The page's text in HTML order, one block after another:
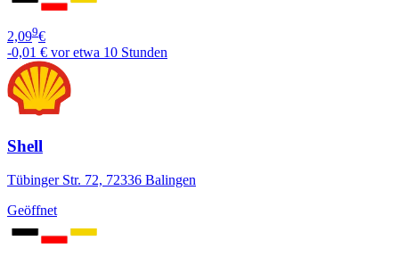
2,099€
-0,01 € vor etwa 10 Stunden
Shell
Tübinger Str. 72, 72336 Balingen
Geöffnet